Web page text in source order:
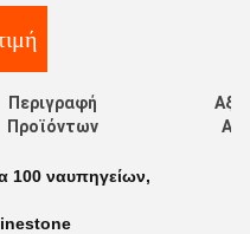
Περιγραφή
Προϊόντων
100 ναυπηγείων,